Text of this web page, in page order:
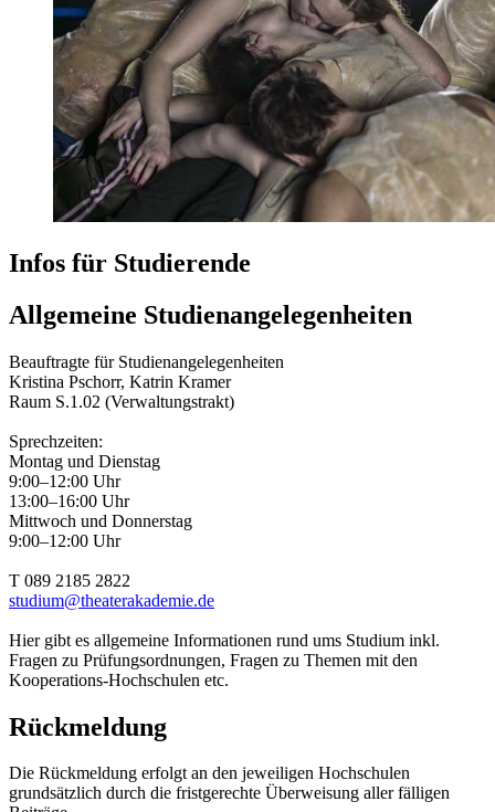
Infos für Studierende
Allgemeine Studienangelegenheiten
Beauftragte für Studienangelegenheiten
Kristina Pschorr, Katrin Kramer
Raum S.1.02 (Verwaltungstrakt)
Sprechzeiten:
Montag und Dienstag
9:00–12:00 Uhr
13:00–16:00 Uhr
Mittwoch und Donnerstag
9:00–12:00 Uhr
T 089 2185 2822
studium@­theaterakademie.de
Hier gibt es allgemeine Informationen rund ums Studium inkl.
Fragen zu Prüfungsordnungen, Fragen zu Themen mit den
Kooperations-Hochschulen etc.
Rückmeldung
Die Rückmeldung erfolgt an den jeweiligen Hochschulen
grundsätzlich durch die fristgerechte Überweisung aller fälligen